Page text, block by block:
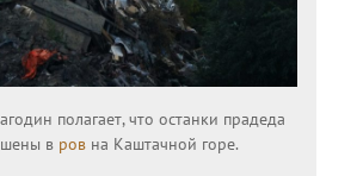
полагает, что останки прадеда
в ров на Каштачной горе.